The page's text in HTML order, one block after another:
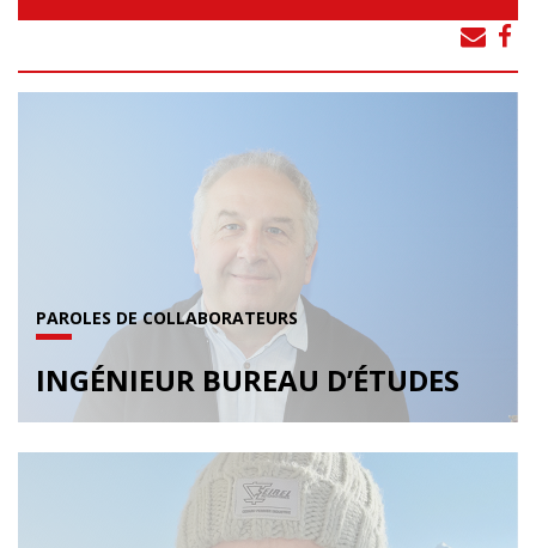
PAROLES DE COLLABORATEURS
INGÉNIEUR BUREAU D’ÉTUDES